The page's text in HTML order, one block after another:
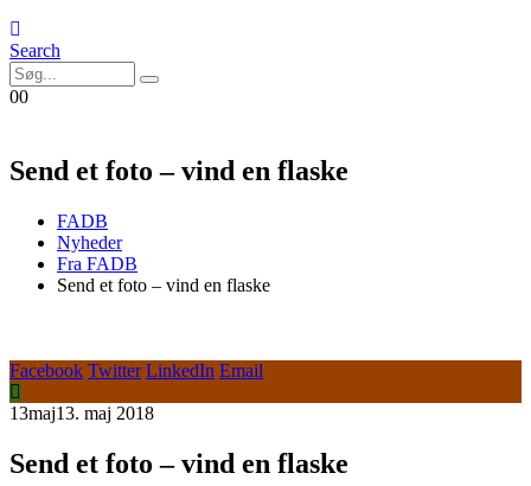
Search
00
Send et foto – vind en flaske
FADB
Nyheder
Fra FADB
Send et foto – vind en flaske
Facebook Twitter LinkedIn Email
13maj13. maj 2018
Send et foto – vind en flaske